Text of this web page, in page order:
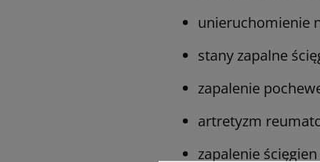
unieruchomienie
stany zapalne
zapalenie
artretyzm
zapalenie